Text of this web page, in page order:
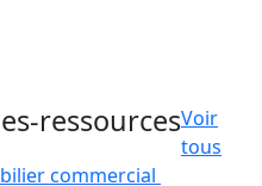
ressourcesVoir
tous
commercial